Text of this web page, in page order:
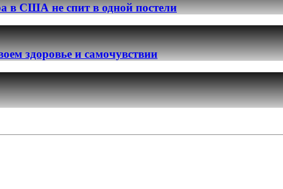
в США не спит в одной постели
здоровье и самочувствии